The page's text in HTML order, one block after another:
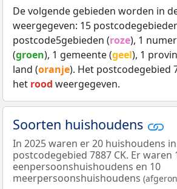
De volgende gebieden worden in
weergegeven: 15
postcode5gebieden (roze), 1
(groen), 1 gemeente (geel), 1
land (oranje). Het postcodegebied
het rood weergegeven.
Soorten huishoudens
In 2025 waren er 20 huishoudens
postcodegebied 7887 CK. Er waren
eenpersoonshuishoudens en 10
meerpersoonshuishoudens